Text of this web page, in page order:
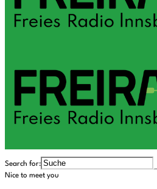
Search for:
Nice to meet you